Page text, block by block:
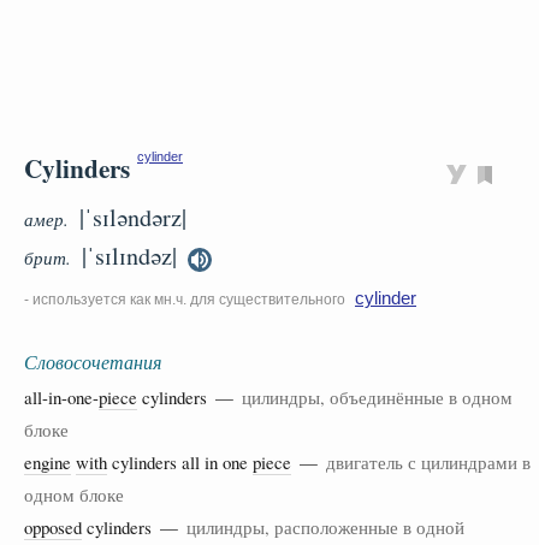
Cylinders cylinder
амер. |ˈsɪləndərz|
брит. |ˈsɪlɪndəz|
- используется как мн.ч. для существительного cylinder
Словосочетания
all-in-one-piece cylinders — цилиндры, объединённые в одном
блоке
engine with cylinders all in one piece — двигатель с цилиндрами в
одном блоке
opposed cylinders — цилиндры, расположенные в одной